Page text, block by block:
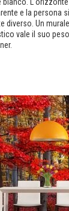
e la persona
diverso. Un
vale il suo